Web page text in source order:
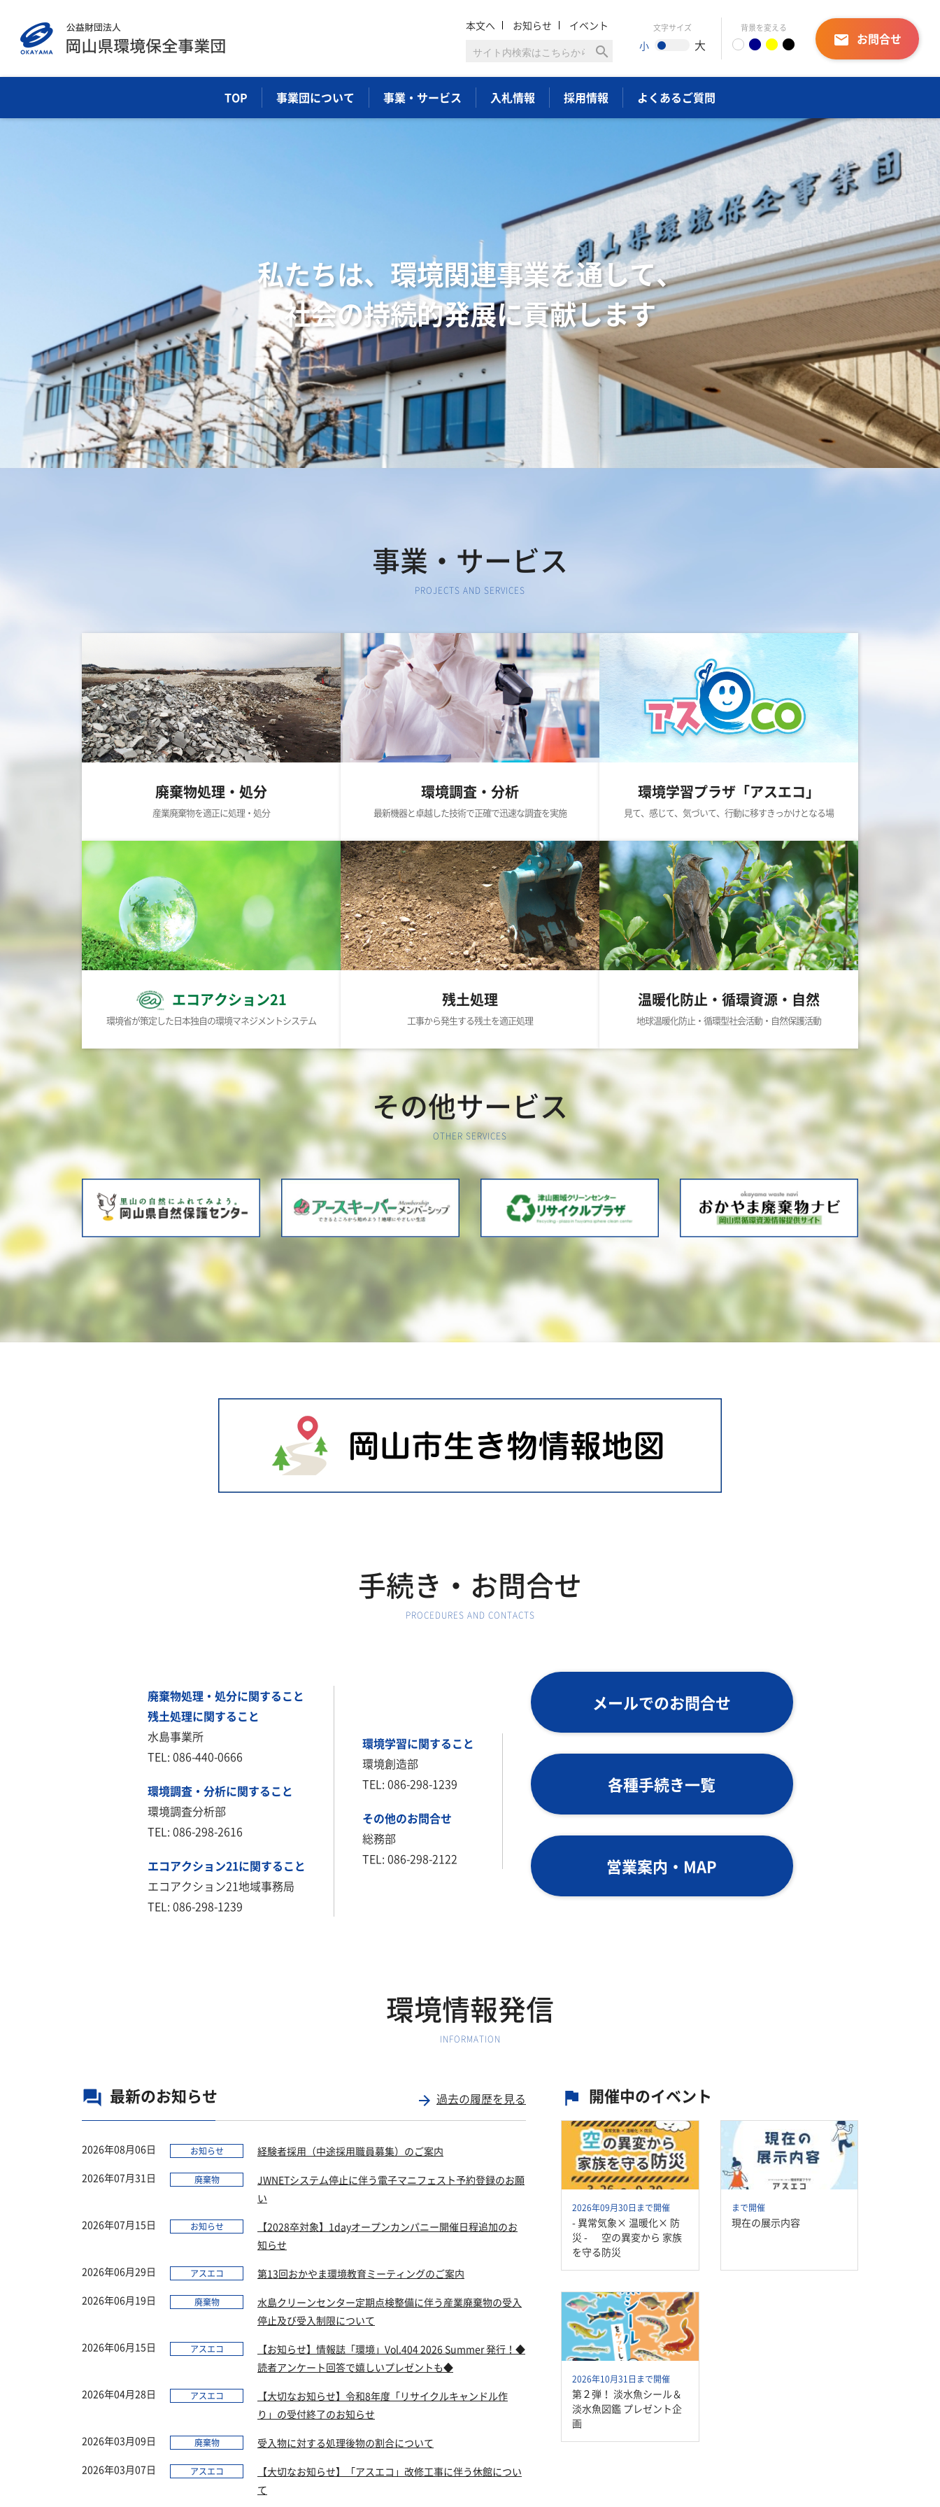
本文へ お知らせ イベント
search
文字サイズ
小 大
背景を変える
email お問合せ
TOP 事業団について 事業・サービス 入札情報 採用情報 よくあるご質問
循環型社会形成のために、
廃棄物の適正処理と意識啓発を
推進しています
事業・サービス
PROJECTS AND SERVICES
廃棄物処理・処分
産業廃棄物を適正に処理・処分
環境調査・分析
最新機器と卓越した技術で正確で迅速な調査を実施
環境学習プラザ「アスエコ」
見て、感じて、気づいて、行動に移すきっかけとなる場
エコアクション21
環境省が策定した日本独自の環境マネジメントシステム
残土処理
工事から発生する残土を適正処理
温暖化防止・循環資源・自然
地球温暖化防止・循環型社会活動・自然保護活動
その他サービス
OTHER SERVICES
手続き・お問合せ
PROCEDURES AND CONTACTS
廃棄物処理・処分に関すること
残土処理に関すること
水島事業所
TEL: 086-440-0666
環境調査・分析に関すること
環境調査分析部
TEL: 086-298-2616
エコアクション21に関すること
エコアクション21地域事務局
TEL: 086-298-1239
環境学習に関すること
環境創造部
TEL: 086-298-1239
その他のお問合せ
総務部
TEL: 086-298-2122
メールでのお問合せ
各種手続き一覧
営業案内・MAP
環境情報発信
INFORMATION
question_answer 最新のお知らせ
2026年08月06日 お知らせ
経験者採用（中途採用職員募集）のご案内
2026年07月31日
廃棄物
JWNETシステム停止に伴う電子マニフェスト予約登録のお願
い
2026年07月15日
お知らせ
【2028卒対象】1dayオープンカンパニー開催日程追加のお
知らせ
2026年06月29日
アスエコ
第13回おかやま環境教育ミーティングのご案内
2026年06月19日
廃棄物
水島クリーンセンター定期点検整備に伴う産業廃棄物の受入
停止及び受入制限について
2026年06月15日
アスエコ
【お知らせ】情報誌「環境」Vol.404 2026 Summer 発行！◆
読者アンケート回答で嬉しいプレゼントも◆
2026年04月28日
アスエコ
【大切なお知らせ】令和8年度「リサイクルキャンドル作
り」の受付終了のお知らせ
2026年03月09日
廃棄物
受入物に対する処理後物の割合について
2026年03月07日
アスエコ
【大切なお知らせ】「アスエコ」改修工事に伴う休館につい
て
arrow_forward 過去の履歴を見る flag 開催中のイベント
2026年09月30日まで開催
- 異常気象× 温暖化× 防
災 - 空の異変から 家族
を守る防災
まで開催
現在の展示内容
2026年10月31日まで開催
第２弾！ 淡水魚シール＆
淡水魚図鑑 プレゼント企
画